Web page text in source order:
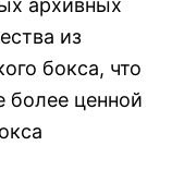
архивных
из
бокса, что
более ценной